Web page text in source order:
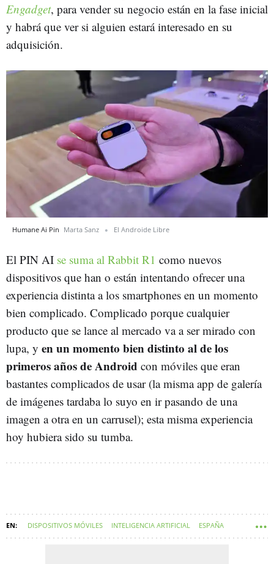
Engadget, para vender su negocio están en la fase inicial
y habrá que ver si alguien estará interesado en su
adquisición.
Humane Ai Pin Marta Sanz El Androide Libre
El PIN AI se suma al Rabbit R1 como nuevos
dispositivos que han o están intentando ofrecer una
experiencia distinta a los smartphones en un momento
bien complicado. Complicado porque cualquier
producto que se lance al mercado va a ser mirado con
lupa, y en un momento bien distinto al de los
primeros años de Android con móviles que eran
bastantes complicados de usar (la misma app de galería
de imágenes tardaba lo suyo en ir pasando de una
imagen a otra en un carrusel); esta misma experiencia
hoy hubiera sido su tumba.
DISPOSITIVOS MÓVILES INTELIGENCIA ARTIFICIAL ESPAÑA